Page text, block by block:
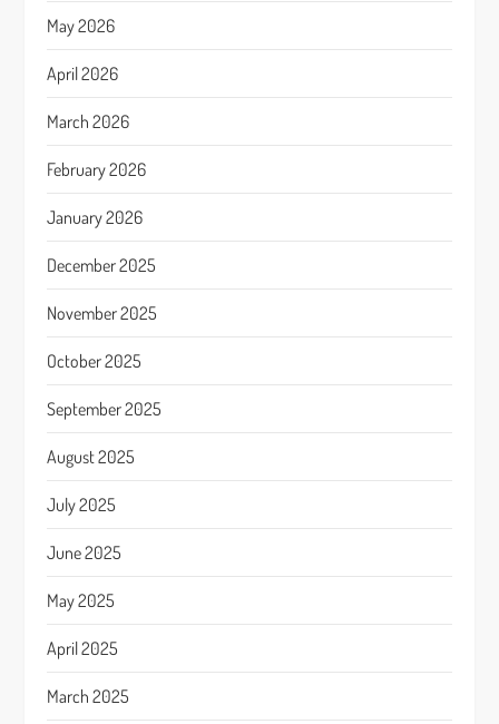
May 2026
April 2026
March 2026
February 2026
January 2026
December 2025
November 2025
October 2025
September 2025
August 2025
July 2025
June 2025
May 2025
April 2025
March 2025